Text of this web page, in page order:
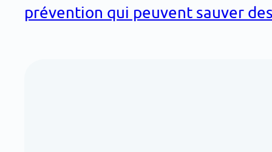
prévention qui peuvent sauver